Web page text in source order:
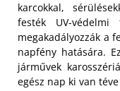
karcokkal,
festék UV-védelmi
megakadályozzák a
napfény hatására.
járművek
egész nap ki van